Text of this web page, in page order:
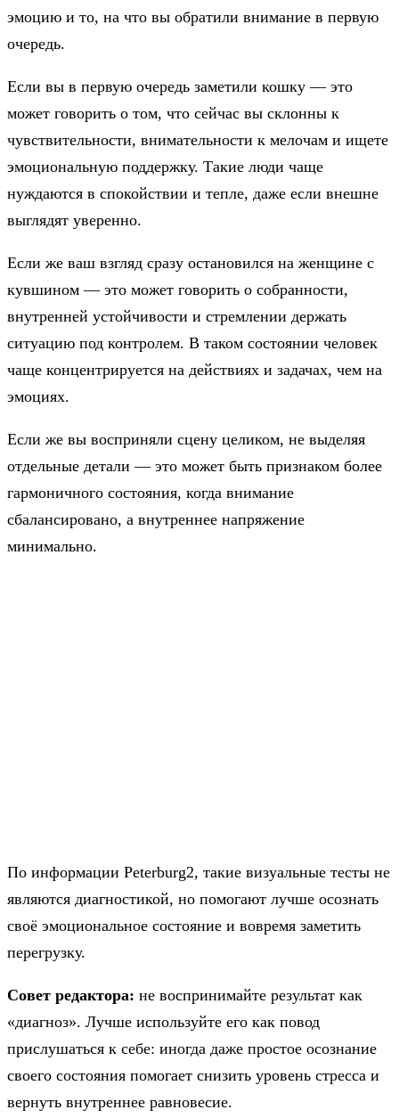
эмоцию и то, на что вы обратили внимание в первую
очередь.
Если вы в первую очередь заметили кошку — это
может говорить о том, что сейчас вы склонны к
чувствительности, внимательности к мелочам и ищете
эмоциональную поддержку. Такие люди чаще
нуждаются в спокойствии и тепле, даже если внешне
выглядят уверенно.
Если же ваш взгляд сразу остановился на женщине с
кувшином — это может говорить о собранности,
внутренней устойчивости и стремлении держать
ситуацию под контролем. В таком состоянии человек
чаще концентрируется на действиях и задачах, чем на
эмоциях.
Если же вы восприняли сцену целиком, не выделяя
отдельные детали — это может быть признаком более
гармоничного состояния, когда внимание
сбалансировано, а внутреннее напряжение
минимально.
По информации Peterburg2, такие визуальные тесты не
являются диагностикой, но помогают лучше осознать
своё эмоциональное состояние и вовремя заметить
перегрузку.
Совет редактора: не воспринимайте результат как
«диагноз». Лучше используйте его как повод
прислушаться к себе: иногда даже простое осознание
своего состояния помогает снизить уровень стресса и
вернуть внутреннее равновесие.